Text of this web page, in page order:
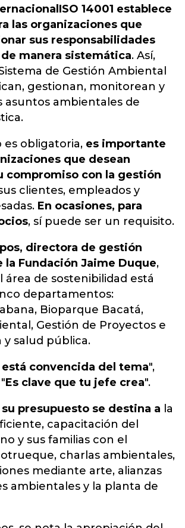
ISO 14001 establece
las organizaciones que
sus responsabilidades
manera sistemática. Así,
de Gestión Ambiental
gestionan, monitorean y
asuntos ambientales de
es obligatoria, es importante
que desean
compromiso con la gestión
clientes, empleados y
En ocasiones, para
, sí puede ser un requisito.
directora de gestión
la Fundación Jaime Duque,
área de sostenibilidad está
departamentos:
Bioparque Bacatá,
Gestión de Proyectos e
y salud pública.
convencida del tema",
Es clave que tu jefe crea".
presupuesto se destina a la
capacitación del
y sus familias con el
charlas ambientales,
mediante arte, alianzas
ambientales y la planta de